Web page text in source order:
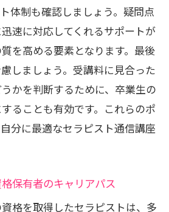
体制も確認しましょう。疑問点
速に対応してくれるサポートが
を高める要素となります。最後
しましょう。受講料に見合った
かを判断するために、卒業生の
ることも有効です。これらのポ
分に最適なセラピスト通信講座
保有者のキャリアパス
格を取得したセラピストは、多